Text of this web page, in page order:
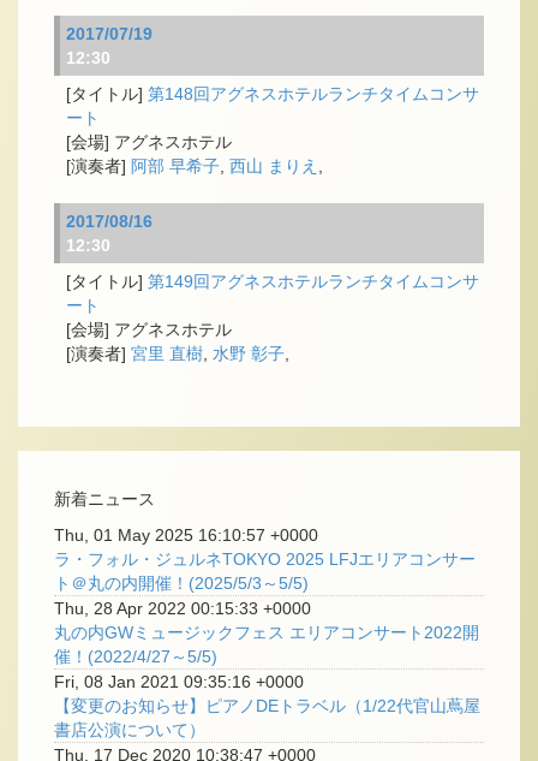
2017/07/19
12:30
第148回アグネスホテルランチタイムコンサ
ート
アグネスホテル
阿部 早希子 西山 まりえ
2017/08/16
12:30
第149回アグネスホテルランチタイムコンサ
ート
アグネスホテル
宮里 直樹 水野 彰子
新着ニュース
Thu, 01 May 2025 16:10:57 +0000
ラ・フォル・ジュルネTOKYO 2025 LFJエリアコンサー
ト＠丸の内開催！(2025/5/3～5/5)
Thu, 28 Apr 2022 00:15:33 +0000
丸の内GWミュージックフェス エリアコンサート2022開
催！(2022/4/27～5/5)
Fri, 08 Jan 2021 09:35:16 +0000
【変更のお知らせ】ピアノDEトラベル（1/22代官山蔦屋
書店公演について）
Thu, 17 Dec 2020 10:38:47 +0000